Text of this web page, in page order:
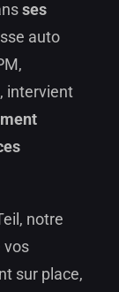
ses
auto
intervient
notre
vos
sur place,